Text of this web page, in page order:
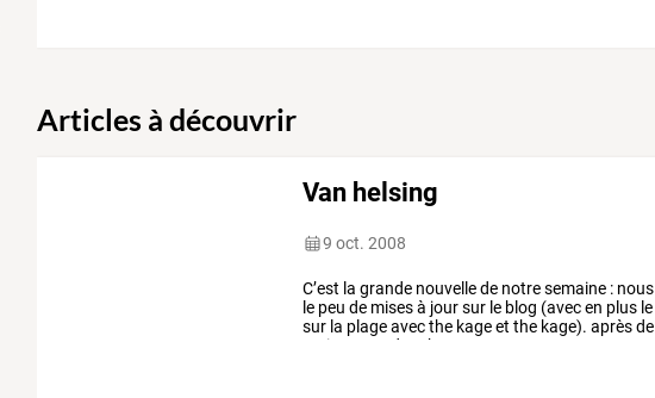
Articles à découvrir
Van helsing
9 oct. 2008
C’est la grande nouvellede notresemaine : nous
le peu de misesà joursur le blog (avecen plus le
sur la plageavecthe kageet the kage). aprèsde
maitre
edu «the